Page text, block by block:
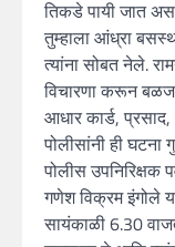
तिकडे पायी जात
तुम्हाला आंध्रा
त्यांना सोबत नेले.
विचारणा करून
आधार कार्ड,
पोलीसांनी ही
पोलीस उपनिरिक्षक
गणेश विक्रम इंगोले
सायंकाळी 6.30